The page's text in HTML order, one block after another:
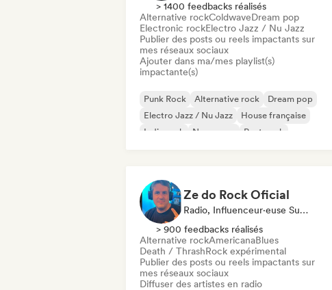
> 1400 feedbacks réalisés
Alternative rockColdwaveDream pop
Electronic rockElectro Jazz / Nu Jazz
Publier des posts ou reels impactants sur
mes réseaux sociaux
Ajouter dans ma/mes playlist(s)
impactante(s)
Punk Rock Alternative rock
Dream pop
Electro Jazz / Nu Jazz
House française
Indie rock
New wave Post punk
Ze do Rock Oficial
Radio, Influenceur·euse Sur Les Réseaux Sociaux
> 900 feedbacks réalisés
Alternative rockAmericanaBlues
Death / ThrashRock expérimental
Publier des posts ou reels impactants sur
mes réseaux sociaux
Diffuser des artistes en radio